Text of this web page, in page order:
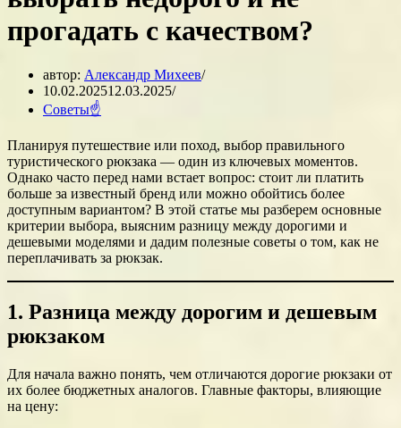
прогадать с качеством?
автор: Александр Михеев
10.02.202512.03.2025
Советы☝
Планируя путешествие или поход, выбор правильного
туристического рюкзака — один из ключевых моментов.
Однако часто перед нами встает вопрос: стоит ли платить
больше за известный бренд или можно обойтись более
доступным вариантом? В этой статье мы разберем основные
критерии выбора, выясним разницу между дорогими и
дешевыми моделями и дадим полезные советы о том, как не
переплачивать за рюкзак.
1. Разница между дорогим и дешевым
рюкзаком
Для начала важно понять, чем отличаются дорогие рюкзаки от
их более бюджетных аналогов. Главные факторы, влияющие
на цену: